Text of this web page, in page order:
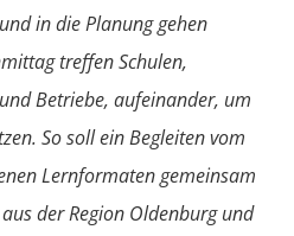
in die Planung gehen
treffen Schulen,
Betriebe, aufeinander, um
So soll ein Begleiten vom
Lernformaten gemeinsam
der Region Oldenburg und